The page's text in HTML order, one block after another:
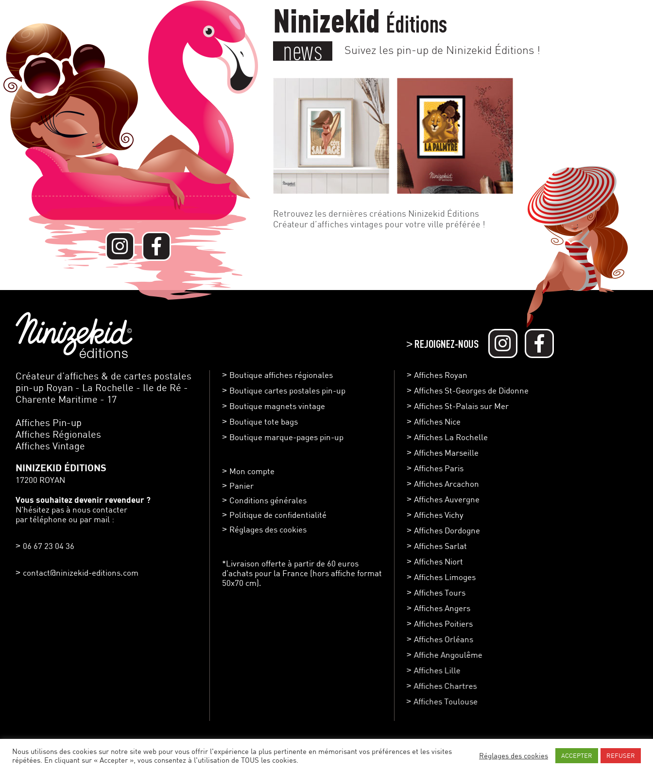
Ninizekid Éditions
news Suivez les pin-up de Ninizekid Éditions !
Retrouvez les dernières créations Ninizekid Éditions
Créateur d’affiches vintages pour votre ville préférée !
>REJOIGNEZ-NOUS
Créateur d’affiches & de cartes postales
pin-up Royan - La Rochelle - Ile de Ré -
Charente Maritime - 17
Affiches Pin-up
Affiches Régionales
Affiches Vintage
NINIZEKID ÉDITIONS
17200 ROYAN
Vous souhaitez devenir revendeur ?
N'hésitez pas à nous contacter
par téléphone ou par mail :
06 67 23 04 36
contact@ninizekid-editions.com
Boutique affiches régionales
Boutique cartes postales pin-up
Boutique magnets vintage
Boutique tote bags
Boutique marque-pages pin-up
Mon compte
Panier
Conditions générales
Politique de confidentialité
Réglages des cookies
*Livraison offerte à partir de 60 euros
d’achats pour la France (hors affiche format
50x70 cm).
Affiches Royan
Affiches St-Georges de Didonne
Affiches St-Palais sur Mer
Affiches Nice
Affiches La Rochelle
Affiches Marseille
Affiches Paris
Affiches Arcachon
Affiches Auvergne
Affiches Vichy
Affiches Dordogne
Affiches Sarlat
Affiches Niort
Affiches Limoges
Affiches Tours
Affiches Angers
Affiches Poitiers
Affiches Orléans
Affiche Angoulême
Affiches Lille
Affiches Chartres
Affiches Toulouse
Nous utilisons des cookies sur notre site web pour vous offrir l'expérience la plus pertinente en mémorisant vos préférences et les visites
répétées. En cliquant sur « Accepter », vous consentez à l'utilisation de TOUS les cookies.
Réglages des cookies ACCEPTER REFUSER